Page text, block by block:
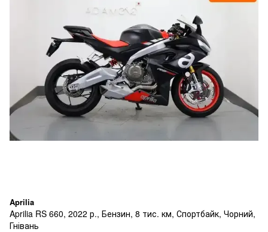
Aprilia
Aprilia RS 660, 2022 р., Бензин, 8 тис. км, Спортбайк, Чорний,
Гнівань